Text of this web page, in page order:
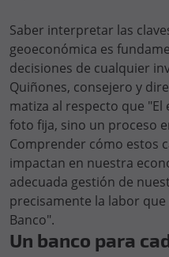
Saber interpretar las
geoeconómica es
decisiones de cualquier
Quiñones, consejero y
matiza al respecto que
foto fija, sino un proceso
Comprender cómo estos
impactan en nuestra
adecuada gestión de
precisamente la labor
Banco".
Un banco para